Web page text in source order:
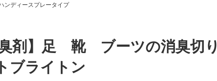
消臭WEB商品販売代理店募集
除去サービス
ンディースプレータイプ
臭剤】足 靴 ブーツの消臭切り
ブライトン